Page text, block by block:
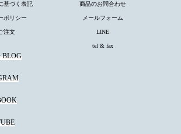
商品のお問合わせ
メールフォーム
LINE
tel & fax
基づく表記
ポリシー
注文
BLOG